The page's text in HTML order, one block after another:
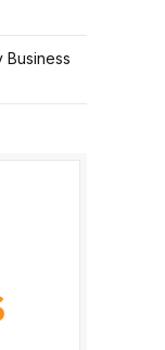
Business